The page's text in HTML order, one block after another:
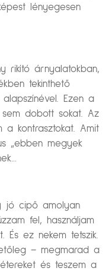
lényegesen
rikító árnyalatokban,
tekinthető
Ezen a
sem dobott sokat. Az
a kontrasztokat. Amit
„ebben megyek
jó cipő amolyan
fel, használjam
És ez nekem tetszik.
– megmarad a
és teszem a